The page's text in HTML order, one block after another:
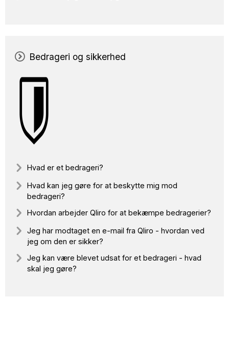
Bedrageri og sikkerhed
Hvad er et bedrageri?
Hvad kan jeg gøre for at beskytte mig mod
bedrageri?
Hvordan arbejder Qliro for at bekæmpe bedragerier?
Jeg har modtaget en e-mail fra Qliro - hvordan ved
jeg om den er sikker?
Jeg kan være blevet udsat for et bedrageri - hvad
skal jeg gøre?